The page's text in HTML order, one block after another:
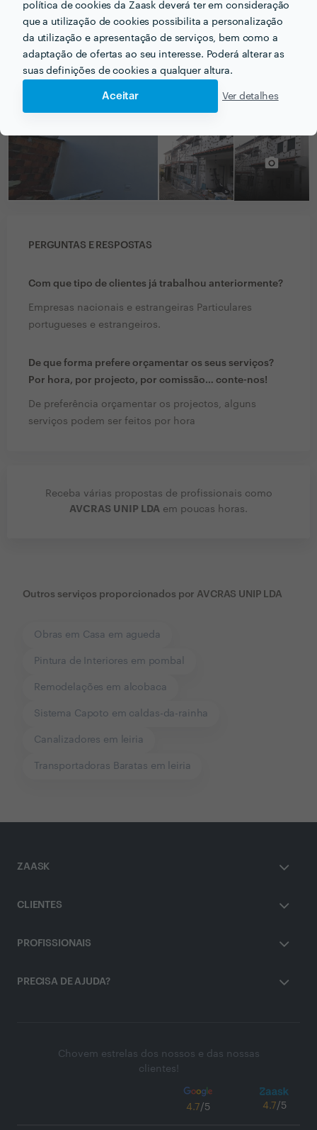
política de cookies da Zaask deverá ter em consideração
que a utilização de cookies possibilita a personalização
da utilização e apresentação de serviços, bem como a
adaptação de ofertas ao seu interesse. Poderá alterar as
suas definições de cookies a qualquer altura.
Aceitar Ver detalhes
PORTEFÓLIO
PERGUNTAS E RESPOSTAS
Com que tipo de clientes já trabalhou anteriormente?
Empresas nacionais e estrangeiras Particulares
portugueses e estrangeiros.
De que forma prefere orçamentar os seus serviços?
Por hora, por projecto, por comissão… conte-nos!
De preferência orçamentar os projectos, alguns
serviços podem ser feitos por hora
Receba várias propostas de profissionais como
AVCRAS UNIP LDA em poucas horas.
Outros serviços proporcionados por AVCRAS UNIP LDA
Obras em Casa em agueda
Pintura de Interiores em pombal
Remodelações em alcobaca
Sistema Capoto em caldas-da-rainha
Canalizadores em leiria
Transportadoras Baratas em leiria
ZAASK
CLIENTES
PROFISSIONAIS
PRECISA DE AJUDA?
Chovem estrelas dos nossos e das nossas
clientes!
4.7/5 4.7/5